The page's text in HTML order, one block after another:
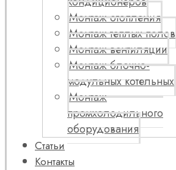
Монтаж отопления
Монтаж теплых полов
Монтаж вентиляции
Монтаж блочно-
модульных котельных
Монтаж
промхолодильного
оборудования
Статьи
Контакты